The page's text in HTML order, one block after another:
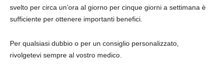
svelto per circa un’ora al giorno per cinque giorni a settimana è
sufficiente per ottenere importanti benefici.
Per qualsiasi dubbio o per un consiglio personalizzato,
rivolgetevi sempre al vostro medico.